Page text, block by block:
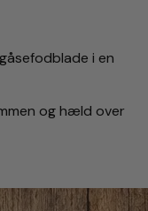
i en
og hæld over